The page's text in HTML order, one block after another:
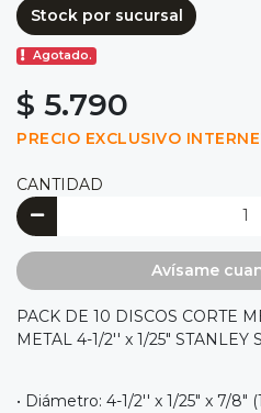
Stock por sucursal
Agotado.
$ 5.790
PRECIO EXCLUSIVO
CANTIDAD
Avísame
PACK DE 10 DISCOS CORTE
METAL 4-1/2'' x 1/25" STANLEY
• Diámetro: 4-1/2'' x 1/25" x 7/8"